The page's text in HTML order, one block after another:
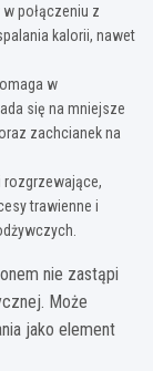
połączeniu z
kalorii, nawet
w
się na mniejsze
zachcianek na
rozgrzewające,
trawienne i
nie zastąpi
Może
jako element